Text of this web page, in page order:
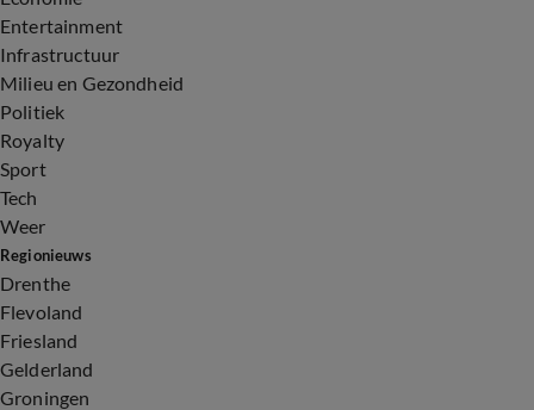
Entertainment
Infrastructuur
Milieu en Gezondheid
Politiek
Royalty
Sport
Tech
Weer
Regionieuws
Drenthe
Flevoland
Friesland
Gelderland
Groningen